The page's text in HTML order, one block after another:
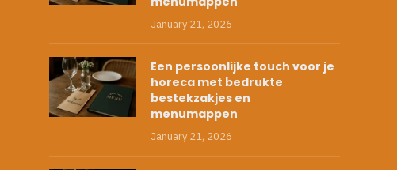
January 21, 2026
Een persoonlijke touch voor je
horeca met bedrukte
bestekzakjes en
menumappen
January 21, 2026